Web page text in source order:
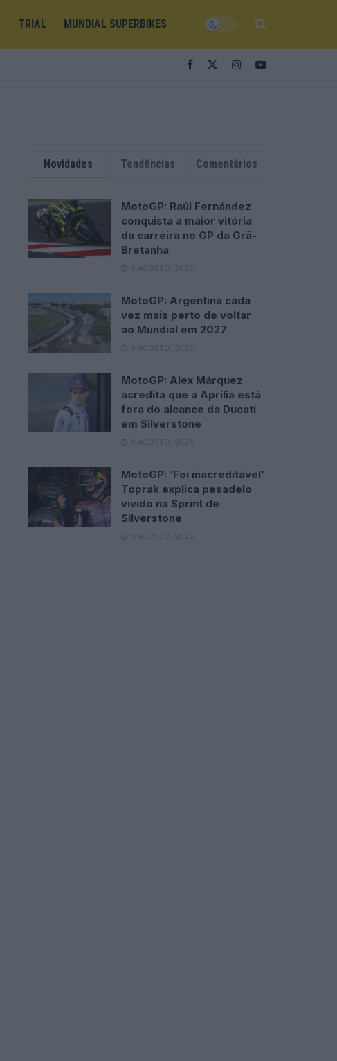
TRIAL MUNDIAL SUPERBIKES
Novidades Tendências Comentários
MotoGP: Raúl Fernández
conquista a maior vitória
da carreira no GP da Grã-
Bretanha
9 AGOSTO, 2026
MotoGP: Argentina cada
vez mais perto de voltar
ao Mundial em 2027
9 AGOSTO, 2026
MotoGP: Alex Márquez
acredita que a Aprilia está
fora do alcance da Ducati
em Silverstone
9 AGOSTO, 2026
MotoGP: ‘Foi inacreditável’
Toprak explica pesadelo
vivido na Sprint de
Silverstone
9 AGOSTO, 2026